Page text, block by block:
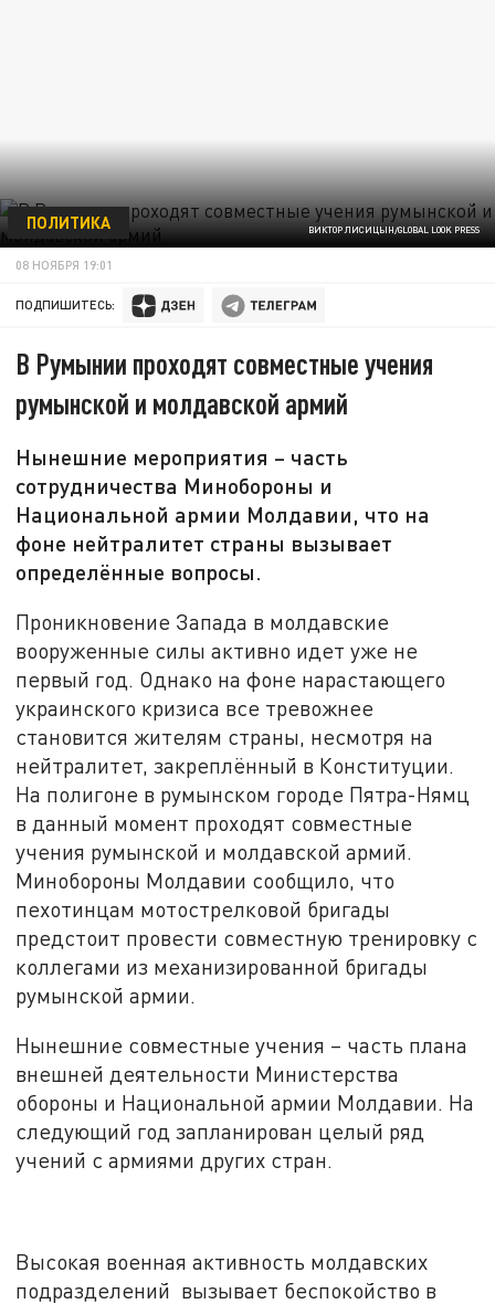
ВИКТОР ЛИСИЦЫН/GLOBAL LOOK PRESS
ПОЛИТИКА
08 НОЯБРЯ 19:01
ПОДПИШИТЕСЬ:
В Румынии проходят совместные учения
румынской и молдавской армий
Нынешние мероприятия – часть
сотрудничества Минобороны и
Национальной армии Молдавии, что на
фоне нейтралитет страны вызывает
определённые вопросы.
Проникновение Запада в молдавские
вооруженные силы активно идет уже не
первый год. Однако на фоне нарастающего
украинского кризиса все тревожнее
становится жителям страны, несмотря на
нейтралитет, закреплённый в Конституции.
На полигоне в румынском городе Пятра-Нямц
в данный момент проходят совместные
учения румынской и молдавской армий.
Минобороны Молдавии сообщило, что
пехотинцам мотострелковой бригады
предстоит провести совместную тренировку с
коллегами из механизированной бригады
румынской армии.
Нынешние совместные учения – часть плана
внешней деятельности Министерства
обороны и Национальной армии Молдавии. На
следующий год запланирован целый ряд
учений с армиями других стран.
Высокая военная активность молдавских
подразделений вызывает беспокойство в